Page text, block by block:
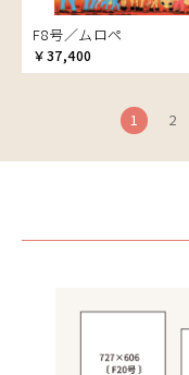
漁
ワニ
F8号／ムロペ
￥37,400
1 2